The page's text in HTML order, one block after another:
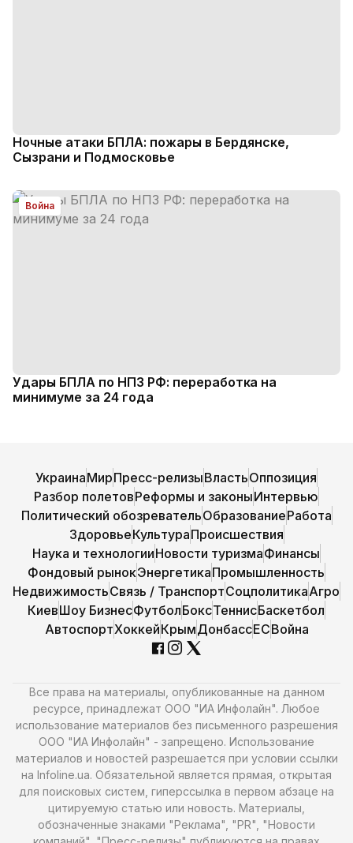
Ночные атаки БПЛА: пожары в Бердянске,
Сызрани и Подмосковье
Война
Удары БПЛА по НПЗ РФ: переработка на
минимуме за 24 года
УкраинаМирПресс-релизыВластьОппозиция
Разбор полетовРеформы и законыИнтервью
Политический обозревательОбразованиеРабота
ЗдоровьеКультураПроисшествия
Наука и технологииНовости туризмаФинансы
Фондовый рынокЭнергетикаПромышленность
НедвижимостьСвязь / ТранспортСоцполитикаАгро
КиевШоу БизнесФутболБоксТеннисБаскетбол
АвтоспортХоккейКрымДонбассЕСВойна
Все права на материалы, опубликованные на данном
ресурсе, принадлежат ООО "ИА Инфолайн". Любое
использование материалов без письменного разрешения
ООО "ИА Инфолайн" - запрещено. Использование
материалов и новостей разрешается при условии ссылки
на Infoline.ua. Обязательной является прямая, открытая
для поисковых систем, гиперссылка в первом абзаце на
цитируемую статью или новость. Материалы,
обозначенные знаками "Реклама", "PR", "Новости